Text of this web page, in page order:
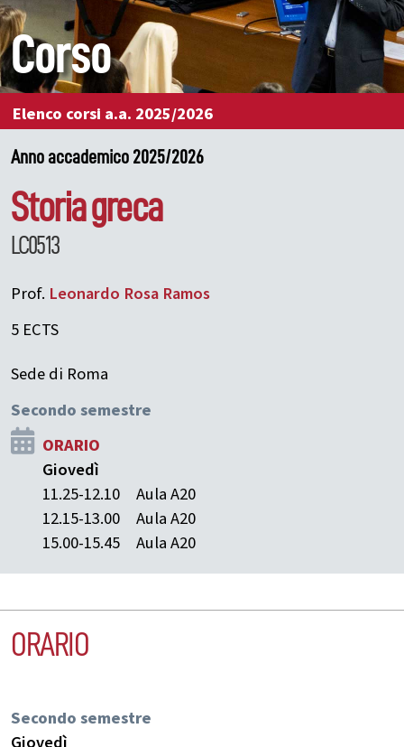
Corso
Elenco corsi a.a. 2025/2026
Anno accademico 2025/2026
Storia greca
LC0513
Prof. Leonardo Rosa Ramos
5 ECTS
Sede di Roma
Secondo semestre
ORARIO
Giovedì
11.25-12.10
Aula A20
12.15-13.00
Aula A20
15.00-15.45
Aula A20
ORARIO
Secondo semestre
Giovedì